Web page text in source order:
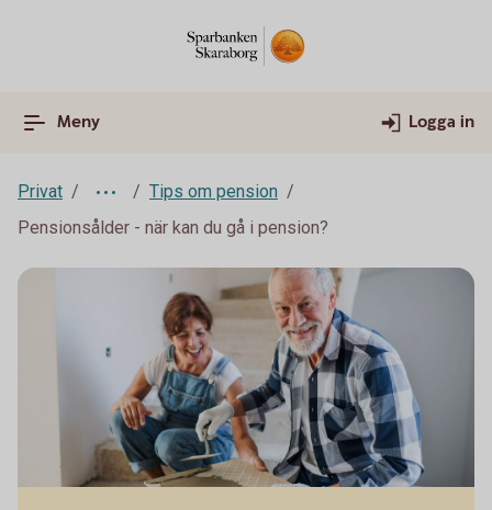
Meny Logga in
Privat
Tips om pension
Pensionsålder - när kan du gå i pension?